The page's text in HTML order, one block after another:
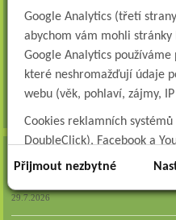
Albertinum, OLÚ,
KLINICKÉHO LOGOPEDA Nab...
Ergoterapeut/ka
Albertinum, odborný léčebný ústav,
poměru: ERGOTERAPEUTA,
všechna
29.7.2026
Google Analytics (třetí
abychom vám mohli
Google Analytics
které neshromažďují údaje
webu (věk, pohlaví, zájmy,
Cookies reklamních
DoubleClick), Facebook a
dlouhodobé). Tyto
cookies
například prostřednictvím
Přijmout nezbytné